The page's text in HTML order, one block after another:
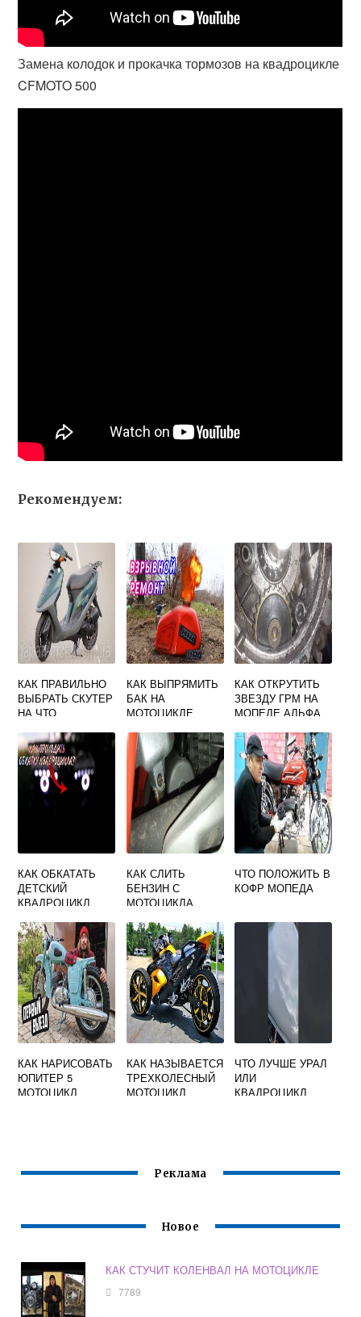
Замена колодок и прокачка тормозов на квадроцикле
CFMOTO 500
Рекомендуем:
КАК ПРАВИЛЬНО
ВЫБРАТЬ СКУТЕР
НА ЧТО
ВНИМАНИЕ
КАК ВЫПРЯМИТЬ
БАК НА
МОТОЦИКЛЕ
КАК ОТКРУТИТЬ
ЗВЕЗДУ ГРМ НА
МОПЕДЕ АЛЬФА
КАК ОБКАТАТЬ
ДЕТСКИЙ
КВАДРОЦИКЛ
КАК СЛИТЬ
БЕНЗИН С
МОТОЦИКЛА
ЧТО ПОЛОЖИТЬ В
КОФР МОПЕДА
КАК НАРИСОВАТЬ
ЮПИТЕР 5
МОТОЦИКЛ
КАК НАЗЫВАЕТСЯ
ТРЕХКОЛЕСНЫЙ
МОТОЦИКЛ
ЧТО ЛУЧШЕ УРАЛ
ИЛИ
КВАДРОЦИКЛ
Реклама
Новое
КАК СТУЧИТ КОЛЕНВАЛ НА МОТОЦИКЛЕ
7789